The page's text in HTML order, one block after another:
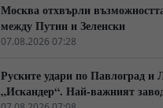
Москва отхвърли
между Путин и Зеленски
07.08.2026 07:28
Руските удари по Павлоград и
„Искандер“. Най-важният